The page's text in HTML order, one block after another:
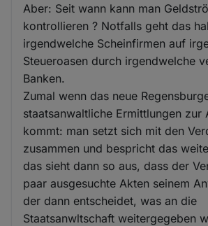
Aber: Seit wann kann man
kontrollieren ? Notfalls geht das
irgendwelche Scheinfirmen auf
Steueroasen durch irgendwelche
Banken.
Zumal wenn das neue
staatsanwaltliche Ermittlungen zur
kommt: man setzt sich mit den
zusammen und bespricht das
das sieht dann so aus, dass der
paar ausgesuchte Akten seinem
der dann entscheidet, was an die
Staatsanwltschaft weitergegeben